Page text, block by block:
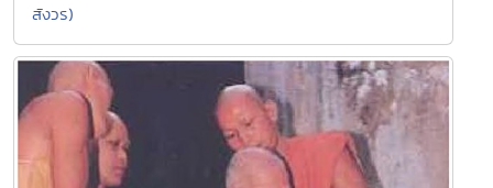
สังวร)